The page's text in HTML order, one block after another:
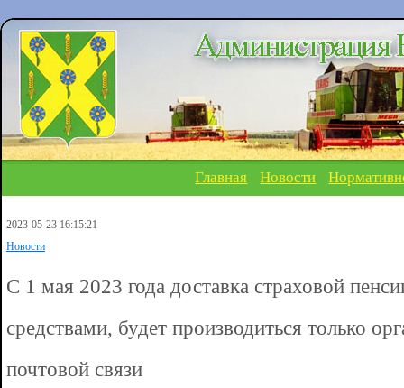
Главная Новости
2023-05-23 16:15:21
Новости
С 1 мая 2023 года доставка страховой
средствами, будет производиться только
почтовой связи